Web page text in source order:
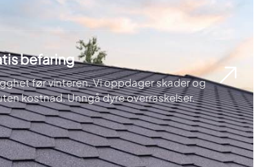
befaring
før vinteren. Vi oppdager skader og
kostnad. Unngå dyre overraskelser.